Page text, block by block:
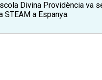
Divina Providència va
a Espanya.